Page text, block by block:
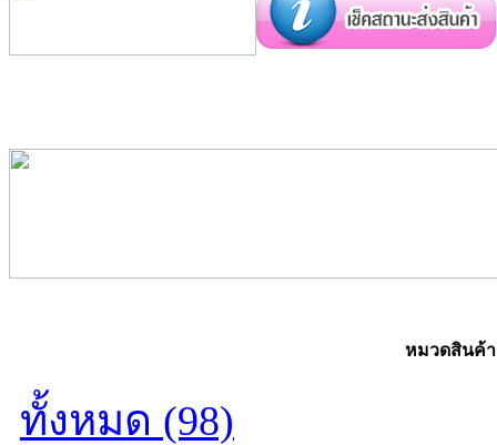
หมวดสินค้า
ทั้งหมด (98)